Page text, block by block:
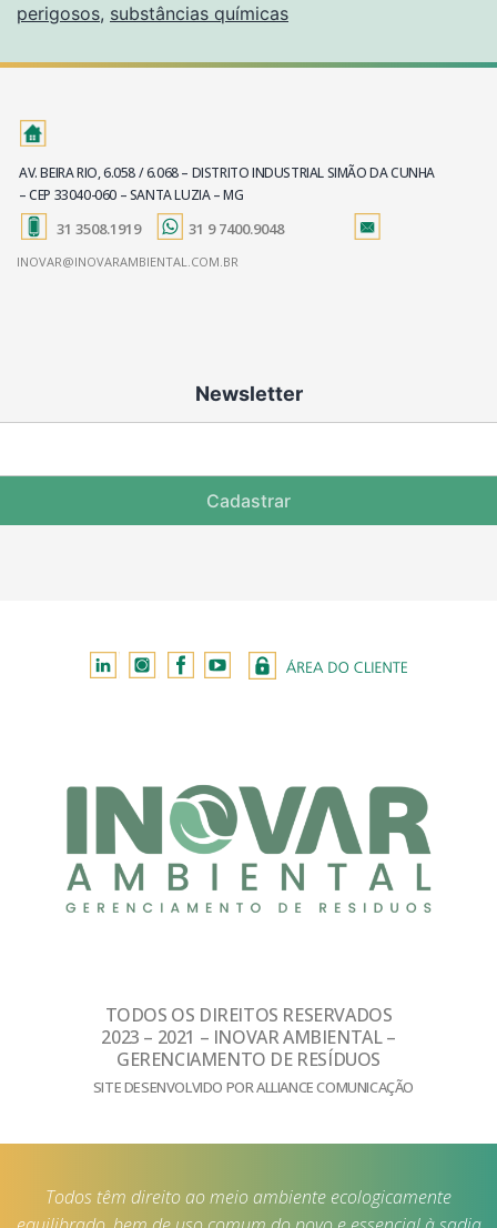
perigosos, substâncias químicas
AV. BEIRA RIO, 6.058 / 6.068 – DISTRITO INDUSTRIAL SIMÃO DA CUNHA
– CEP 33040-060 – SANTA LUZIA – MG
31 3508.1919 31 9 7400.9048
INOVAR@INOVARAMBIENTAL.COM.BR
Newsletter
Cadastrar
TODOS OS DIREITOS RESERVADOS
2023 – 2021 – INOVAR AMBIENTAL –
GERENCIAMENTO DE RESÍDUOS
SITE DESENVOLVIDO POR ALLIANCE COMUNICAÇÃO
Todos têm direito ao meio ambiente ecologicamente